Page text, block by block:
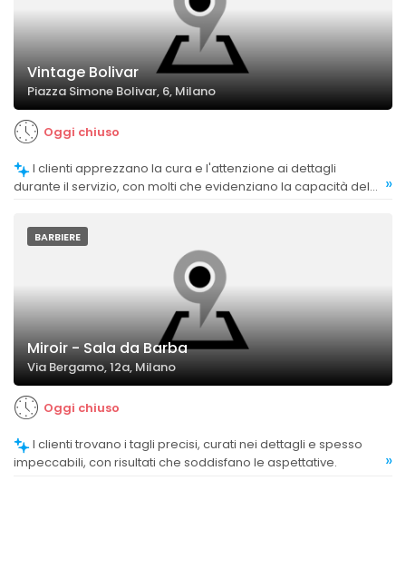
Vintage Bolivar
Piazza Simone Bolivar, 6, Milano
Oggi chiuso
durante il servizio, con molti che evidenziano la capacità del
»
BARBIERE
Miroir - Sala da Barba
Via Bergamo, 12a, Milano
Oggi chiuso
impeccabili, con risultati che soddisfano le aspettative.
»